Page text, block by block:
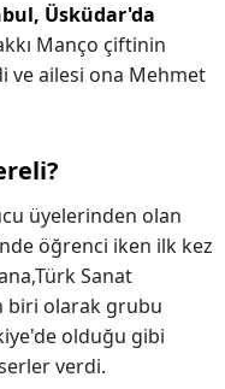
Üsküdar'da
Manço çiftinin
ve ailesi ona Mehmet
üyelerinden olan
öğrenci iken ilk kez
Sanat
biri olarak grubu
olduğu gibi
verdi.